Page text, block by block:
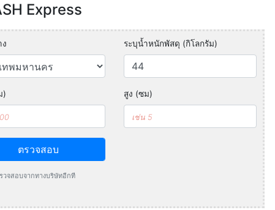
Express
ระบุน้ำหนักพัสดุ (กิโลกรัม)
) สูง (ซม)
ตรวจสอบ
วจสอบจากทางบริษัทอีกที